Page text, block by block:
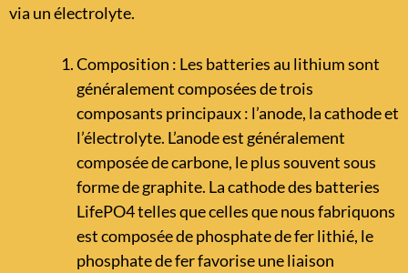
via un électrolyte.
Composition : Les batteries au lithium sont
généralement composées de trois
composants principaux : l’anode, la cathode et
l’électrolyte. L’anode est généralement
composée de carbone, le plus souvent sous
forme de graphite. La cathode des batteries
LifePO4 telles que celles que nous fabriquons
est composée de phosphate de fer lithié, le
phosphate de fer favorise une liaison